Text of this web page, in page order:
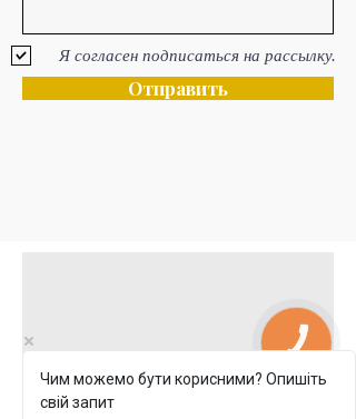
Я согласен подписаться на рассылку.
Отправить
Чим можемо бути корисними? Опишіть
свій запит
КНОПКА
ЗВ'ЯЗКУ